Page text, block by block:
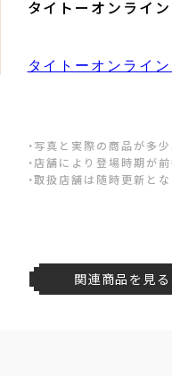
タイトーオンライ
タイトーオンライ
・写真と実際の商品が多
・店舗により登場時期が
・取扱店舗は随時更新とな
関連商品を見る